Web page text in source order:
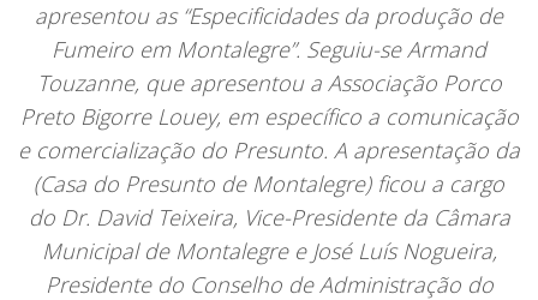
apresentou as “Especificidades da produção de
Fumeiro em Montalegre”. Seguiu-se Armand
Touzanne, que apresentou a Associação Porco
Preto Bigorre Louey, em específico a comunicação
e comercialização do Presunto. A apresentação da
(Casa do Presunto de Montalegre) ficou a cargo
do Dr. David Teixeira, Vice-Presidente da Câmara
Municipal de Montalegre e José Luís Nogueira,
Presidente do Conselho de Administração do